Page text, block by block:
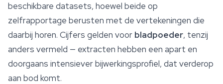
beschikbare datasets, hoewel beide op
zelfrapportage berusten met de vertekeningen die
daarbij horen. Cijfers gelden voor bladpoeder, tenzij
anders vermeld — extracten hebben een apart en
doorgaans intensiever bijwerkingsprofiel, dat verderop
aan bod komt.